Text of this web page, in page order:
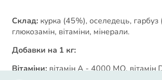
Склад: курка (45%), оселедець,
глюкозамін, вітаміни, мінерали.
Добавки на 1 кг:
Вітаміни:вітамін А - 4000 МО, вітамін